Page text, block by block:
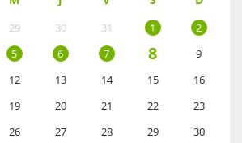
29 30 31 1
2
5 6 7 8
9
12 13 14 15
16
19 20 21 22
23
26 27 28 29
30